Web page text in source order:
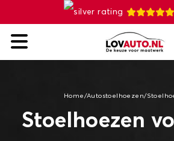
Home /Autostoelhoezen/
Stoelhoezen